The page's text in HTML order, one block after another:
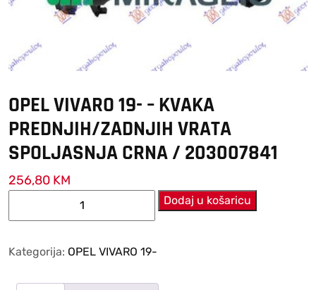
OPEL VIVARO 19- – KVAKA
PREDNJIH/ZADNJIH VRATA
SPOLJASNJA CRNA / 203007841
256,80 KM
–
PREDNJIH/ZADNJIH
Dodaj u košaricu
Kategorija: OPEL VIVARO 19-